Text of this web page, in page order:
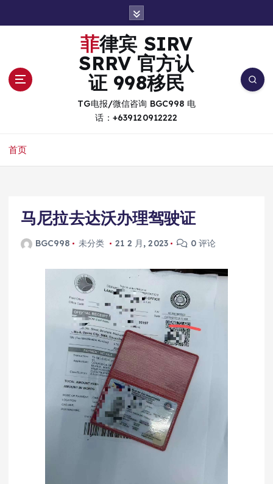
菲律宾 SIRV
SRRV 官方认
证 998移民
TG电报/微信咨询 BGC998 电
话：+639120912222
首页
马尼拉去达沃办理驾驶证
BGC998 未分类 21 2 月, 2023 0 评论